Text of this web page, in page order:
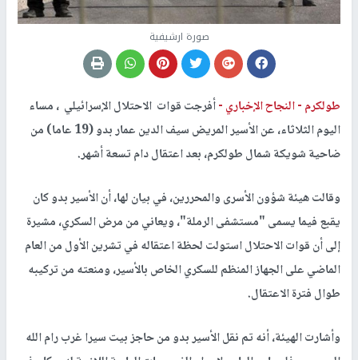
صورة ارشيفية
طولكرم -النجاح الإخباري -أفرجت قوات الاحتلال الإسرائيلي ، مساء
اليوم الثلاثاء، عن الأسير المريض سيف الدين عمار بدو (19 عاما) من
ضاحية شويكة شمال طولكرم، بعد اعتقال دام تسعة أشهر.
وقالت هيئة شؤون الأسرى والمحررين، في بيان لها، أن الأسير بدو كان
يقبع فيما يسمى "مستشفى الرملة"، ويعاني من مرض السكري، مشيرة
إلى أن قوات الاحتلال استولت لحظة اعتقاله في تشرين الأول من العام
الماضي على الجهاز المنظم للسكري الخاص بالأسير، ومنعته من تركيبه
طوال فترة الاعتقال.
وأشارت الهيئة، أنه تم نقل الأسير بدو من حاجز بيت سيرا غرب رام الله